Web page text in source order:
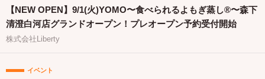
【NEW OPEN】9/1(火)YOMO〜食べられるよもぎ蒸し®〜森下
清澄白河店グランドオープン！プレオープン予約受付開始
株式会社Liberty
イベント